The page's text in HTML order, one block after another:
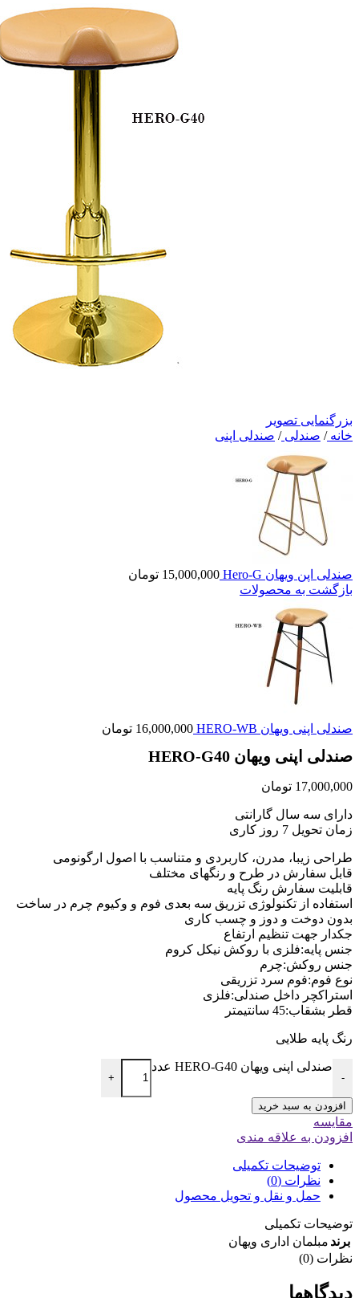
بزرگنمایی تصویر
خانه/ صندلی/ صندلی اپنی
صندلی اپن ویهان Hero-G 15,000,000 تومان
بازگشت به محصولات
صندلی اپنی ویهان HERO-WB 16,000,000 تومان
صندلی اپنی ویهان HERO-G40
17,000,000 تومان
دارای سه سال گارانتی
زمان تحویل 7 روز کاری
طراحی زیبا، مدرن، کاربردی و متناسب با اصول ارگونومی
قابل سفارش در طرح و رنگهای مختلف
قابلیت سفارش رنگ پایه
استفاده از تکنولوژی تزریق سه بعدی فوم و وکیوم چرم در ساخت
بدون دوخت و دوز و چسب کاری
جکدار جهت تنظیم ارتفاع
جنس پایه:فلزی با روکش نیکل کروم
جنس روکش:چرم
نوع فوم:فوم سرد تزریقی
استراکچر داخل صندلی:فلزی
قطر بشقاب:45 سانتیمتر
رنگ پایه طلایی
-
صندلی اپنی ویهان HERO-G40 عدد
+
افزودن به سبد خرید
مقایسه
افزودن به علاقه مندی
توضیحات تکمیلی
نظرات (0)
حمل و نقل و تحویل محصول
توضیحات تکمیلی
برند مبلمان اداری ویهان
نظرات (0)
دیدگاهها